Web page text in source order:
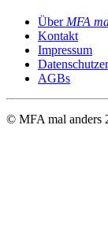
Über MFA
Kontakt
Impressum
AGBs
© MFA mal anders